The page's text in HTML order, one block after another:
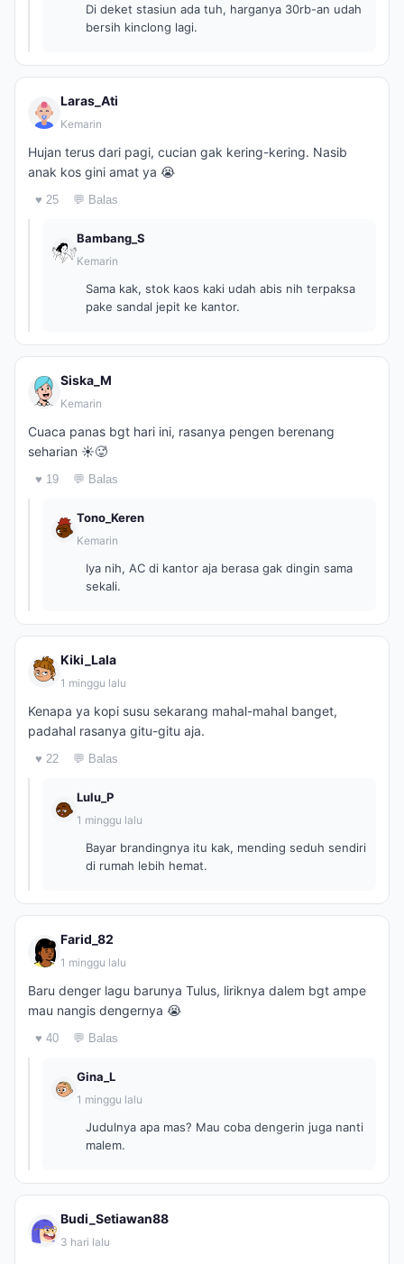
Di deket stasiun ada tuh, harganya 30rb-an udah
bersih kinclong lagi.
Laras_Ati
Kemarin
Hujan terus dari pagi, cucian gak kering-kering. Nasib
anak kos gini amat ya 😭
♥ 25 💬 Balas
Bambang_S
Kemarin
Sama kak, stok kaos kaki udah abis nih terpaksa
pake sandal jepit ke kantor.
Siska_M
Kemarin
Cuaca panas bgt hari ini, rasanya pengen berenang
seharian ☀️🥵
♥ 19 💬 Balas
Tono_Keren
Kemarin
Iya nih, AC di kantor aja berasa gak dingin sama
sekali.
Kiki_Lala
1 minggu lalu
Kenapa ya kopi susu sekarang mahal-mahal banget,
padahal rasanya gitu-gitu aja.
♥ 22 💬 Balas
Lulu_P
1 minggu lalu
Bayar brandingnya itu kak, mending seduh sendiri
di rumah lebih hemat.
Farid_82
1 minggu lalu
Baru denger lagu barunya Tulus, liriknya dalem bgt ampe
mau nangis dengernya 😭
♥ 40 💬 Balas
Gina_L
1 minggu lalu
Judulnya apa mas? Mau coba dengerin juga nanti
malem.
Budi_Setiawan88
3 hari lalu